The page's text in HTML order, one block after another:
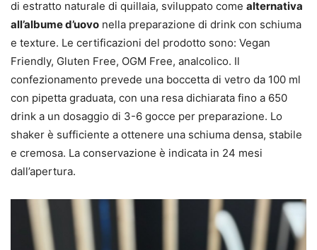
di estratto naturale di quillaia, sviluppato come alternativa
all’albume d’uovo nella preparazione di drink con schiuma
e texture. Le certificazioni del prodotto sono: Vegan
Friendly, Gluten Free, OGM Free, analcolico. Il
confezionamento prevede una boccetta di vetro da 100 ml
con pipetta graduata, con una resa dichiarata fino a 650
drink a un dosaggio di 3-6 gocce per preparazione. Lo
shaker è sufficiente a ottenere una schiuma densa, stabile
e cremosa. La conservazione è indicata in 24 mesi
dall’apertura.